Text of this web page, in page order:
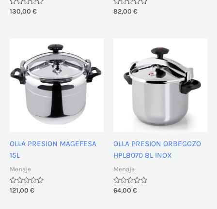
Valorado
130,00 €
Valorado
82,00 €
OLLA PRESION MAGEFESA
15L
Menaje
Valorado
con
121,00 €
OLLA PRESION ORBEGOZO
HPL8070 8L INOX
Menaje
Valorado
con
64,00 €